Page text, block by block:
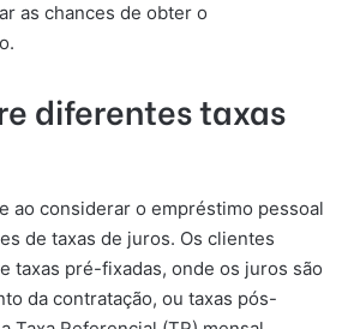
as chances de obter o
diferentes taxas
ao considerar o empréstimo pessoal
de taxas de juros. Os clientes
taxas pré-fixadas, onde os juros são
da contratação, ou taxas pós-